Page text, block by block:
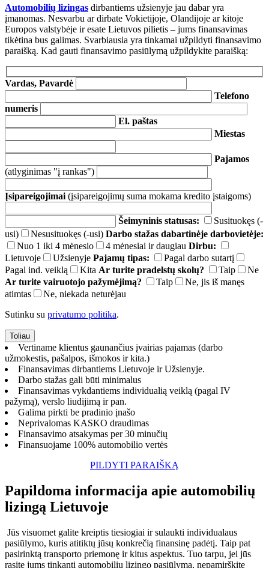
Automobilių lizingas dirbantiems užsienyje jau dabar yra
įmanomas. Nesvarbu ar dirbate Vokietijoje, Olandijoje ar kitoje
Europos valstybėje ir esate Lietuvos pilietis – jums finansavimas
tikėtina bus galimas. Svarbiausia yra tinkamai užpildyti finansavimo
paraišką. Kad gauti finansavimo pasiūlymą užpildykite paraišką:
Vardas, Pavardė
Telefono
numeris
El. paštas
Miestas
Pajamos
(atlyginimas "į rankas")
Įsipareigojimai (įsipareigojimų suma mokama kredito įstaigoms)
Šeimyninis statusas:
Susituokęs (-
usi)
Nesusituokęs (-usi) Darbo stažas dabartinėje darbovietėje:
Nuo 1 iki 4 mėnesio
4 mėnesiai ir daugiau Dirbu:
Lietuvoje
Užsienyje Pajamų tipas:
Pagal darbo sutartį
Pagal ind. veiklą
Kita Ar turite pradelstų skolų? Taip
Ne
Ar turite vairuotojo pažymėjimą?
Taip
Ne, jis iš manęs
atimtas
Ne, niekada neturėjau
Sutinku su privatumo politika.
Vertiname klientus gaunančius įvairias pajamas (darbo
užmokestis, pašalpos, išmokos ir kita.)
Finansavimas dirbantiems Lietuvoje ir Užsienyje.
Darbo stažas gali būti minimalus
Finansavimas vykdantiems individualią veiklą (pagal IV
pažymą), verslo liudijimą ir pan.
Galima pirkti be pradinio įnašo
Neprivalomas KASKO draudimas
Finansavimo atsakymas per 30 minučių
Finansuojame 100% automobilio vertės
PILDYTI PARAIŠKĄ
Papildoma informacija apie automobilių
lizingą Lietuvoje
Jūs visuomet galite kreiptis tiesiogiai ir sulaukti individualaus
pasiūlymo, kuris atitiktų jūsų konkrečią finansinę padėtį. Taip pat
pasirinktą transporto priemonę ir kitus aspektus. Tuo tarpu, jei jūs
rasite jums tinkantį automobilių lizingo pasiūlymą, nepamirškite